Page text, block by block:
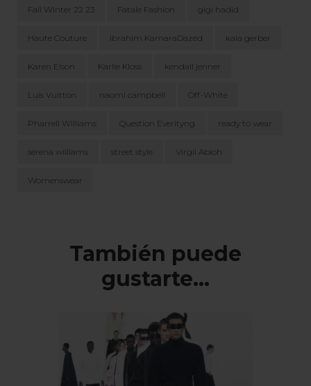
Fall Winter 22 23 Fatale Fashion gigi hadid
Haute Couture Ibrahim KamaraDazed kaia gerber
Karen Elson Karlie Kloss kendall jenner
Luis Vuitton naomi campbell Off-White
Pharrell Williams Question Everityng ready to wear
serena williams street style Virgil Abloh
Womenswear
entradasTambién puede
gustarte...